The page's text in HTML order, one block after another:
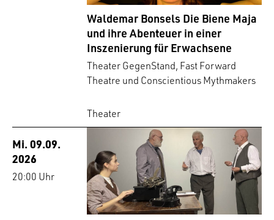
Waldemar Bonsels Die Biene Maja
und ihre Abenteuer in einer
Inszenierung für Erwachsene
Theater GegenStand, Fast Forward
Theatre und Conscientious Mythmakers
Theater
Mi. 09.09.
2026
20:00 Uhr